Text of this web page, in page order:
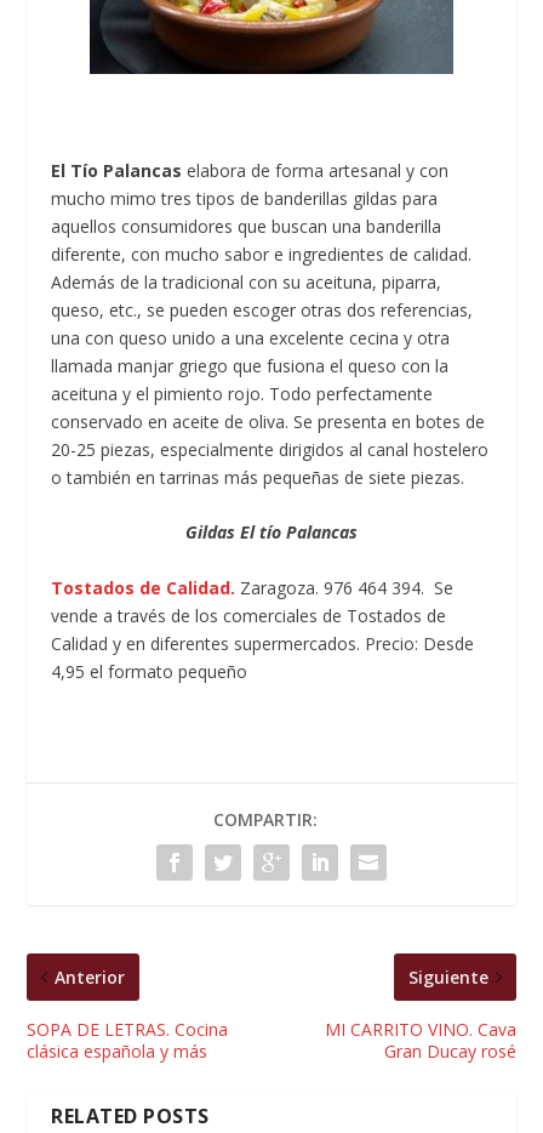
El Tío Palancas elabora de forma artesanal y con
mucho mimo tres tipos de banderillas gildas para
aquellos consumidores que buscan una banderilla
diferente, con mucho sabor e ingredientes de calidad.
Además de la tradicional con su aceituna, piparra,
queso, etc., se pueden escoger otras dos referencias,
una con queso unido a una excelente cecina y otra
llamada manjar griego que fusiona el queso con la
aceituna y el pimiento rojo. Todo perfectamente
conservado en aceite de oliva. Se presenta en botes de
20-25 piezas, especialmente dirigidos al canal hostelero
o también en tarrinas más pequeñas de siete piezas.
Gildas El tío Palancas
Tostados de Calidad. Zaragoza. 976 464 394. Se
vende a través de los comerciales de Tostados de
Calidad y en diferentes supermercados. Precio: Desde
4,95 el formato pequeño
COMPARTIR:
Anterior
SOPA DE LETRAS. Cocina
clásica española y más
Siguiente
MI CARRITO VINO. Cava
Gran Ducay rosé
RELATED POSTS